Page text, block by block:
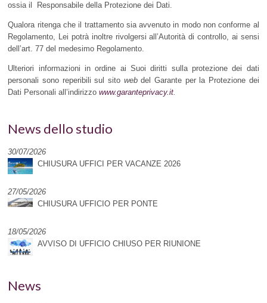
ossia il Responsabile della Protezione dei Dati.
Qualora ritenga che il trattamento sia avvenuto in modo non conforme al
Regolamento, Lei potrà inoltre rivolgersi all’Autorità di controllo, ai sensi
dell’art. 77 del medesimo Regolamento.
Ulteriori informazioni in ordine ai Suoi diritti sulla protezione dei dati
personali sono reperibili sul sito webdel Garante per la Protezione dei
Dati Personali all’indirizzowww.garanteprivacy.it.
News dello studio
30/07/2026
CHIUSURA UFFICI PER VACANZE 2026
27/05/2026
CHIUSURA UFFICIO PER PONTE
18/05/2026
AVVISO DI UFFICIO CHIUSO PER RIUNIONE
News